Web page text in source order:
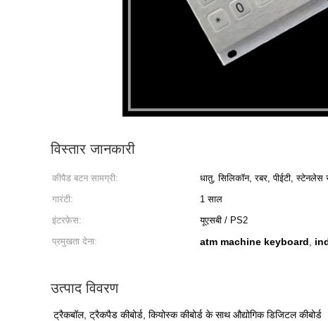
विस्तार जानकारी
कीपैड बटन सामग्री: धातु, सिलिकॉन, रबर, पीईटी, स्टेनलेस
गारंटी:
1 साल
इंटरफ़ेस:
यूएसबी / PS2
प्रमुखता देना:
atm machine keyboard,
उत्पाद विवरण
ट्रैकबॉल, ट्रैकपैड कीबोर्ड, कियोस्क कीबोर्ड के साथ औद्योगिक डिजिटल कीबोर्ड